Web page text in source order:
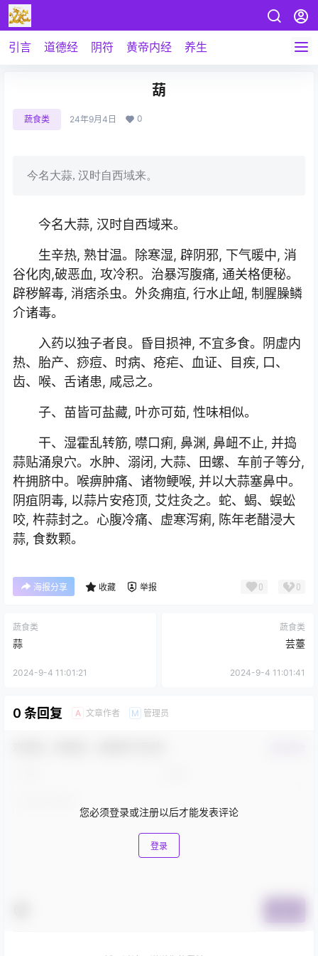
引言 道德经 阴符 黄帝内经 养生
葫
蔬食类 24年9月4日 0
今名大蒜, 汉时自西域来。
今名大蒜, 汉时自西域来。
生辛热, 熟甘温。除寒湿, 辟阴邪, 下气暖中, 消
谷化肉,破恶血, 攻冷积。治暴泻腹痛, 通关格便秘。
辟秽解毒, 消痞杀虫。外灸痈疽, 行水止衄, 制腥臊鳞
介诸毒。
入药以独子者良。昏目损神, 不宜多食。阴虚内
热、胎产、痧痘、时病、疮疟、血证、目疾, 口、
齿、喉、舌诸患, 咸忌之。
子、苗皆可盐藏, 叶亦可茹, 性味相似。
干、湿霍乱转筋, 噤口痢, 鼻渊, 鼻衄不止, 并捣
蒜贴涌泉穴。水肿、溺闭, 大蒜、田螺、车前子等分,
杵拥脐中。喉痹肿痛、诸物鲠喉, 并以大蒜塞鼻中。
阴疽阴毒, 以蒜片安疮顶, 艾炷灸之。蛇、蝎、蜈蚣
咬, 杵蒜封之。心腹冷痛、虚寒泻痢, 陈年老醋浸大
蒜, 食数颗。
海报分享 收藏 举报 0 0
蔬食类
蒜
2024-9-4 11:01:21
蔬食类
芸薹
2024-9-4 11:01:41
0 条回复 A 文章作者 M 管理员
您必须登录或注册以后才能发表评论
登录